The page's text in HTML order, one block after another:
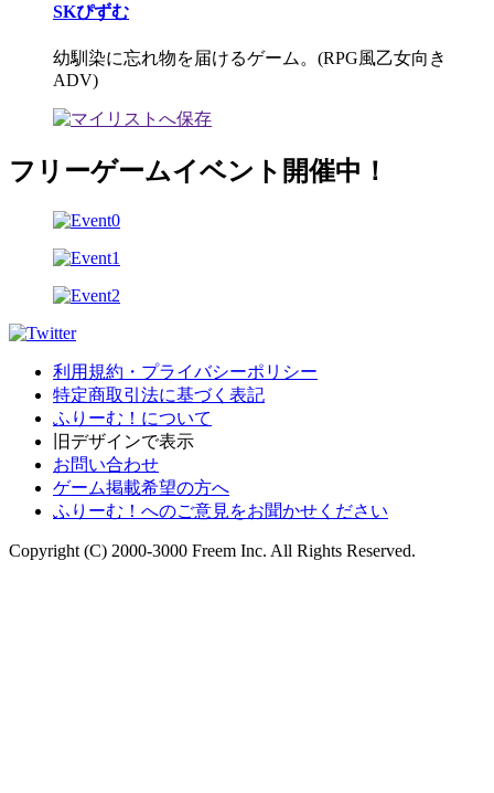
SKぴずむ
幼馴染に忘れ物を届けるゲーム。(RPG風乙女向き
ADV)
フリーゲームイベント開催中！
利用規約・プライバシーポリシー
特定商取引法に基づく表記
ふりーむ！について
旧デザインで表示
お問い合わせ
ゲーム掲載希望の方へ
ふりーむ！へのご意見をお聞かせください
Copyright (C) 2000-3000 Freem Inc. All Rights Reserved.